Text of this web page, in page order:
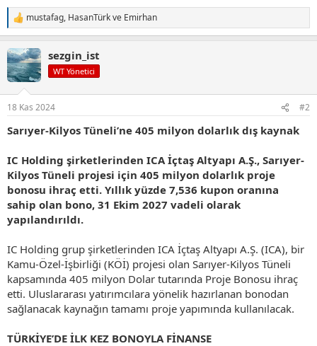
T
e
k
i
l
:
mustafag, HasanTürkve Emirhan
sezgin_ist
WT Yönetici
18 Kas 2024 #2
Sarıyer-Kilyos Tüneli’ne 405 milyon dolarlık dış kaynak
IC Holding şirketlerinden ICA İçtaş Altyapı A.Ş., Sarıyer-
Kilyos Tüneli projesi için 405 milyon dolarlık proje
bonosu ihraç etti. Yıllık yüzde 7,536 kupon oranına
sahip olan bono, 31 Ekim 2027 vadeli olarak
yapılandırıldı.
IC Holding grup şirketlerinden ICA İçtaş Altyapı A.Ş. (ICA), bir
Kamu-Özel-İşbirliği (KÖİ) projesi olan Sarıyer-Kilyos Tüneli
kapsamında 405 milyon Dolar tutarında Proje Bonosu ihraç
etti. Uluslararası yatırımcılara yönelik hazırlanan bonodan
sağlanacak kaynağın tamamı proje yapımında kullanılacak.
TÜRKİYE’DE İLK KEZ BONOYLA FİNANSE